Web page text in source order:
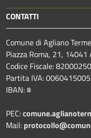
CONTATTI
Comune di Agliano Terme
Piazza Roma, 21, 14041
Codice Fiscale:
Partita IVA:
IBAN: #
PEC:
Mail: